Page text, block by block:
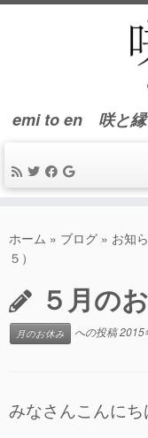
ン
へ
ス
emi to en 咲と縁
ホーム » ブログ » お知
５）
５月の
月のお休み への投稿2015
みなさんこんにち